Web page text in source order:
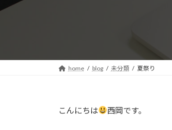
home blog 未分類 夏祭り
こんにちは 西岡です。